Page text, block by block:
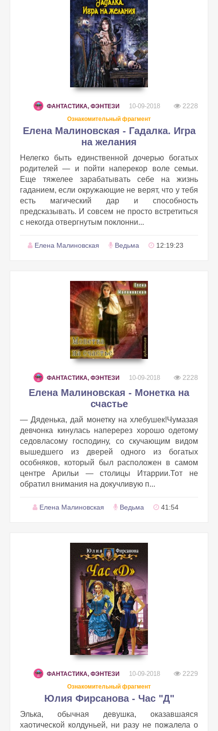
ФАНТАСТИКА, ФЭНТЕЗИ 10-09-2018 2228
Ознакомительный фрагмент
Елена Малиновская - Гадалка. Игра
на желания
Нелегко быть единственной дочерью богатых
родителей — и пойти наперекор воле семьи.
Еще тяжелее зарабатывать себе на жизнь
гаданием, если окружающие не верят, что у тебя
есть магический дар и способность
предсказывать. И совсем не просто встретиться
с некогда отвергнутым поклонни...
Елена Малиновская Ведьма 12:19:23
ФАНТАСТИКА, ФЭНТЕЗИ 10-09-2018 2228
Елена Малиновская - Монетка на
счастье
— Дяденька, дай монетку на хлебушек!Чумазая
девчонка кинулась наперерез хорошо одетому
седовласому господину, со скучающим видом
вышедшего из дверей одного из богатых
особняков, который был расположен в самом
центре Арильи — столицы Итаррии.Тот не
обратил внимания на докучливую п...
Елена Малиновская Ведьма 41:54
ФАНТАСТИКА, ФЭНТЕЗИ 10-09-2018 2229
Ознакомительный фрагмент
Юлия Фирсанова - Час "Д"
Элька, обычная девушка, оказавшаяся
хаотической колдуньей, ни разу не пожалела о